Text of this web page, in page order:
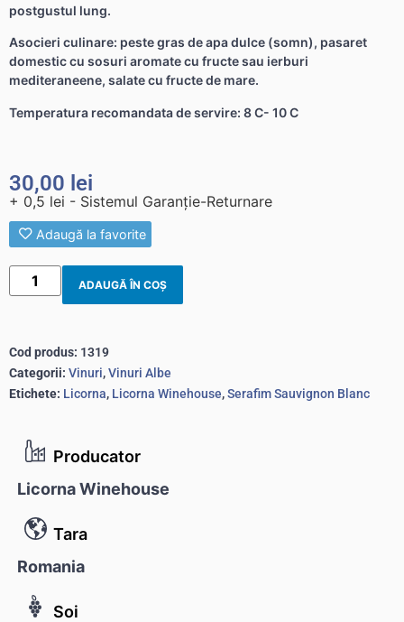
Producator
Licorna Winehouse
Tara
Romania
Soi
postgustul lung.
Asocieri culinare: peste gras de apa dulce (somn), pasaret
domestic cu sosuri aromate cu fructe sau ierburi
mediteraneene, salate cu fructe de mare.
Temperatura recomandata de servire: 8 C- 10 C
30,00 lei
+ 0,5 lei - Sistemul Garanție-Returnare
Adaugă la favorite
ADAUGĂ ÎN COȘ
Cod produs: 1319
Categorii: Vinuri,Vinuri Albe
Etichete: Licorna, Licorna Winehouse,Serafim Sauvignon Blanc